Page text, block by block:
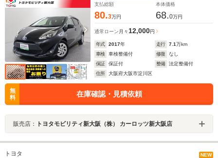
支払総額
80.3万円
本体価格
68.0万円
通常ローン 月々 12,000円
年式 2017年 走行 7.1万km
車検
車検整備付 修復
なし
保証
保証付 整備
法定整備付
住所
大阪府大阪市淀川区
無
料
在庫確認・見積依頼
販売店： トヨタモビリティ新大阪（株） カーロッツ新大阪店
トヨタ NEW